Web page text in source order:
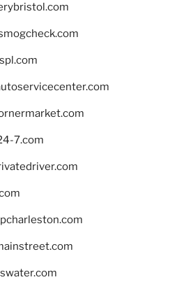
7.com